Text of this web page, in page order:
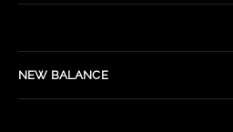
NEW BALANCE